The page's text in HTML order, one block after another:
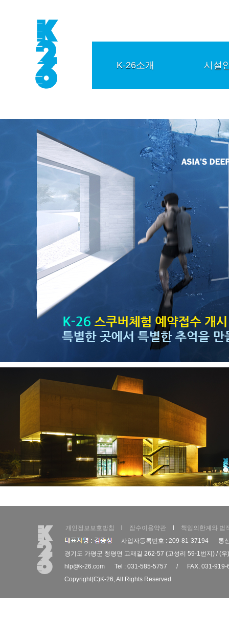
K-26소개 시설
개인정보보호방침 잠수이용약관
책임의한계와 법
사업자등록번호 : 209-81-37194
통
경기도 가평군 청평면 고재길 262-57 (고성리 59-1번지) / (
hlp@k-26.com
Tel : 031-585-5757 /
FAX. 031-919-
Copyright(C)K-26, All Rights Reserved